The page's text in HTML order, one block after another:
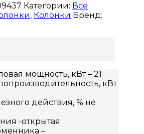
Категории: Все
, Колонки Бренд:
мощность, кВт – 21
кВт
действия, % не
-открытая
–